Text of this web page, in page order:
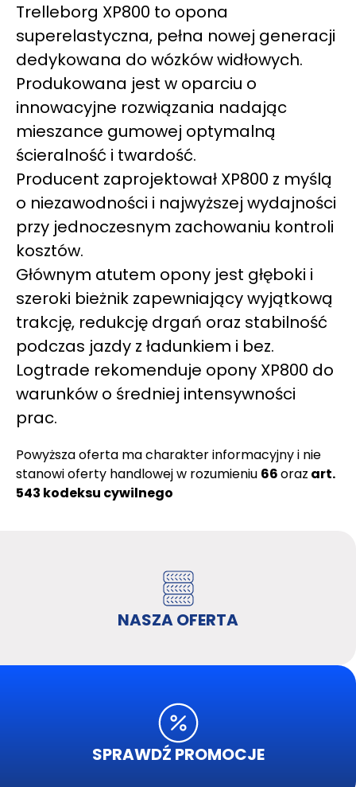
NASZA OFERTA
SPRAWDŹ PROMOCJE
Trelleborg XP800 to opona
superelastyczna, pełna nowej generacji
dedykowana do wózków widłowych.
Produkowana jest w oparciu o
innowacyjne rozwiązania nadając
mieszance gumowej optymalną
ścieralność i twardość.
Producent zaprojektował XP800 z myślą
o niezawodności i najwyższej wydajności
przy jednoczesnym zachowaniu kontroli
kosztów.
Głównym atutem opony jest głęboki i
szeroki bieżnik zapewniający wyjątkową
trakcję, redukcję drgań oraz stabilność
podczas jazdy z ładunkiem i bez.
Logtrade rekomenduje opony XP800 do
warunków o średniej intensywności
prac.
Powyższa oferta ma charakter informacyjny i nie
stanowi oferty handlowej w rozumieniu 66oraz art.
543 kodeksu cywilnego